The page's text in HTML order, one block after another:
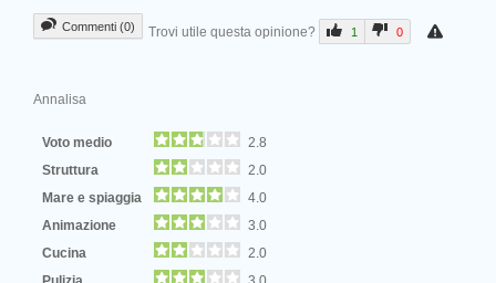
Commenti (0) Trovi utile questa opinione? 1 0
Annalisa
Voto medio
2.8
Struttura
2.0
Mare e spiaggia
4.0
Animazione
3.0
Cucina
2.0
Pulizia
3.0